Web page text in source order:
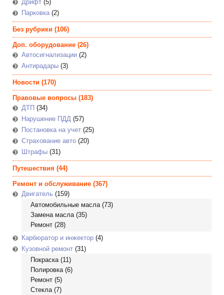
Дрифт (5)
Парковка(2)
Без рубрики (106)
Доп. оборудование (26)
Автосигнализации (2)
Антирадары (3)
Новости (170)
Правовые вопросы (183)
ДТП (34)
Нарушение ПДД (57)
Постановка на учет (25)
Страхование авто (20)
Штрафы (31)
Путешествия (44)
Ремонт и обслуживание (367)
Двигатель (159)
Автомобильные масла(73)
Замена масла(35)
Ремонт (28)
Карбюратор и инжектор (4)
Кузовной ремонт (31)
Покраска(11)
Полировка(6)
Ремонт (5)
Стекла(7)